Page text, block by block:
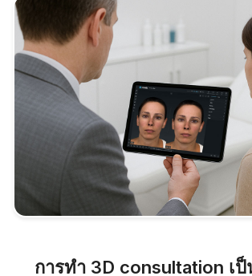
การทำ 3D consultation เป็